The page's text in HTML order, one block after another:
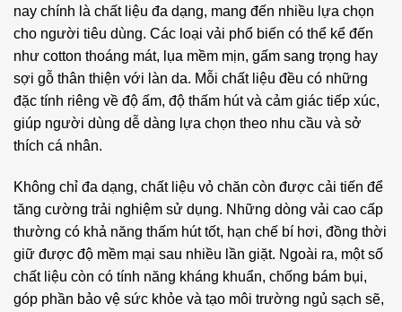
nay chính là chất liệu đa dạng, mang đến nhiều lựa chọn
cho người tiêu dùng. Các loại vải phổ biến có thể kể đến
như cotton thoáng mát, lụa mềm mịn, gấm sang trọng hay
sợi gỗ thân thiện với làn da. Mỗi chất liệu đều có những
đặc tính riêng về độ ấm, độ thấm hút và cảm giác tiếp xúc,
giúp người dùng dễ dàng lựa chọn theo nhu cầu và sở
thích cá nhân.
Không chỉ đa dạng, chất liệu vỏ chăn còn được cải tiến để
tăng cường trải nghiệm sử dụng. Những dòng vải cao cấp
thường có khả năng thấm hút tốt, hạn chế bí hơi, đồng thời
giữ được độ mềm mại sau nhiều lần giặt. Ngoài ra, một số
chất liệu còn có tính năng kháng khuẩn, chống bám bụi,
góp phần bảo vệ sức khỏe và tạo môi trường ngủ sạch sẽ,